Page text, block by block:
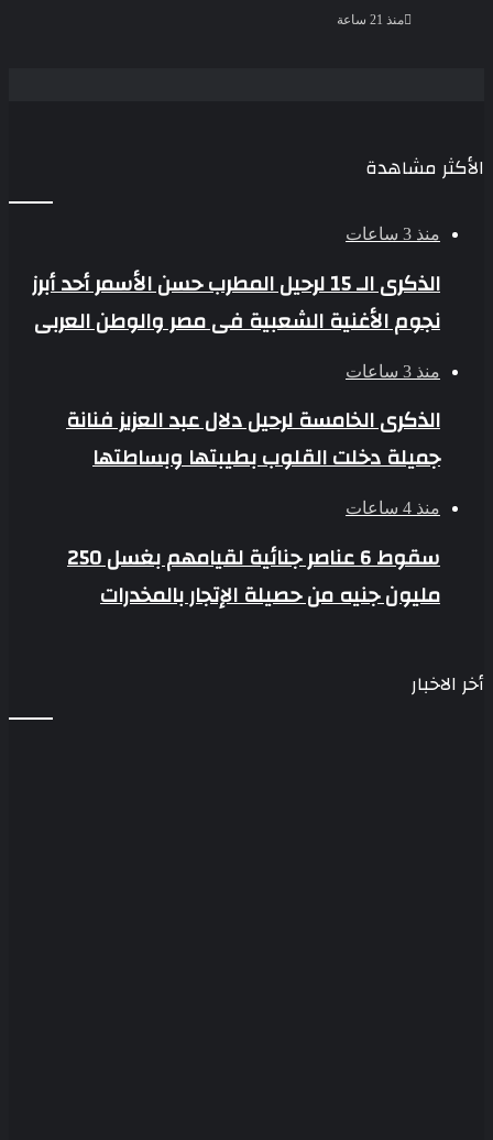
منذ 21 ساعة
الأكثر مشاهدة
منذ 3 ساعات
الذكرى الـ 15 لرحيل المطرب حسن الأسمر أحد أبرز
نجوم الأغنية الشعبية فى مصر والوطن العربى
منذ 3 ساعات
الذكرى الخامسة لرحيل دلال عبد العزيز فنانة
جميلة دخلت القلوب بطيبتها وبساطتها
منذ 4 ساعات
سقوط 6 عناصر جنائية لقيامهم بغسل 250
مليون جنيه من حصيلة الإتجار بالمخدرات
أخر الاخبار